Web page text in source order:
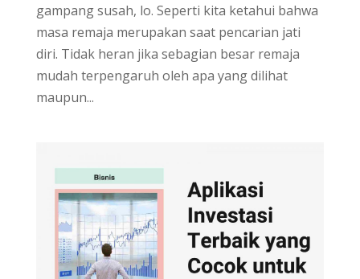
gampang susah, lo. Seperti kita ketahui bahwa
masa remaja merupakan saat pencarian jati
diri. Tidak heran jika sebagian besar remaja
mudah terpengaruh oleh apa yang dilihat
maupun...